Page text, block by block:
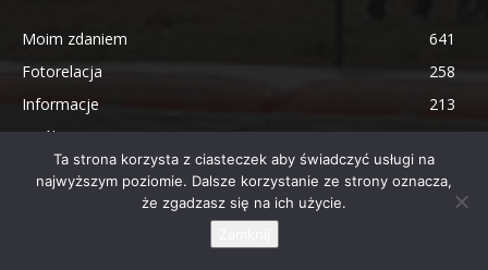
Moim zdaniem
641
Fotorelacja
258
Informacje
213
Ogólne
169
Stadiony
Ta strona korzysta z ciasteczek aby świadczyć usługi na
najwyższym poziomie. Dalsze korzystanie ze strony oznacza,
że zgadzasz się na ich użycie.